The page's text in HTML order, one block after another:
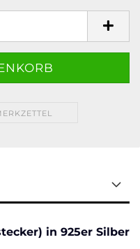
in 925er Silber